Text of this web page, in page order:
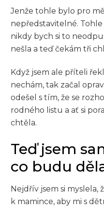
Jenže tohle bylo pro
nepředstavitelné.
nikdy bych si to
nešla a teď čekám tři
Když jsem ale příteli
nechám, tak začal
odešel s tím, že se
rodného listu a ať si
chtěla.
Teď jsem
co budu
Nejdřív jsem si myslela,
k mamince, aby mi s